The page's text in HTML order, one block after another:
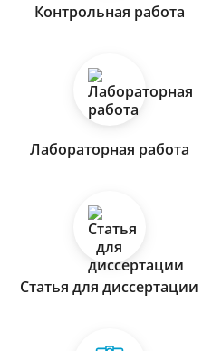
Контрольная работа
Лабораторная работа
Статья для диссертации